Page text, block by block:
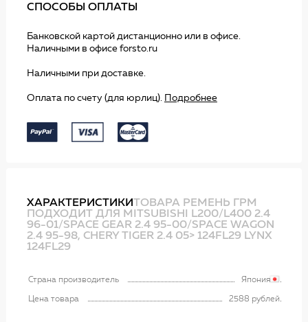
СПОСОБЫ ОПЛАТЫ
Банковской картой дистанционно или в офисе.
Наличными в офисе forsto.ru
Наличными при доставке.
Оплата по счету (для юрлиц). Подробнее
ХАРАКТЕРИСТИКИТОВАРА РЕМЕНЬ ГРМ
ПОДХОДИТ ДЛЯ MITSUBISHI L200/L400 2.4
96-01/SPACE GEAR 2.4 95-00/SPACE WAGON
2.4 95-98, CHERY TIGER 2.4 05> 124FL29 LYNX
124FL29
Страна производитель Япония
Цена товара 2588 рублей